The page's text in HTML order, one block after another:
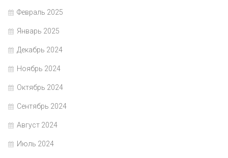
Февраль 2025
Январь 2025
Декабрь 2024
Ноябрь 2024
Октябрь 2024
Сентябрь 2024
Август 2024
Июль 2024